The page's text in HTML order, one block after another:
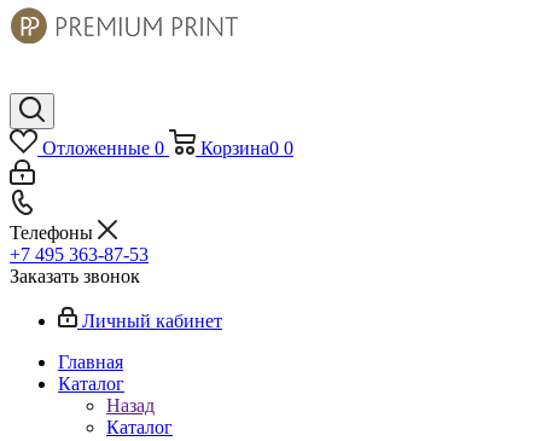
Отложенные 0 Корзина0 0
Телефоны
+7 495 363-87-53
Заказать звонок
Личный кабинет
Главная
Каталог
Назад
Каталог